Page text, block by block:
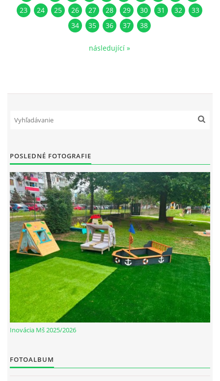
23
24 25 26 27 28 29 30 31 32
33
34
35 36 37 38
následující »
POSLEDNÉ FOTOGRAFIE
Inovácia Mš 2025/2026
FOTOALBUM